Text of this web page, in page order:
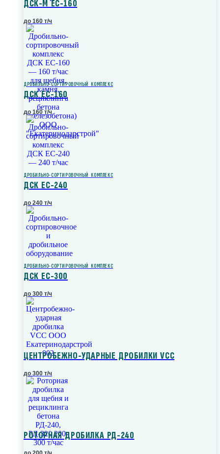
ДСК-М ЕС-160
до 160 т/ч
ДРОБИЛЬНО-СОРТИРОВОЧНЫЙ КОМПЛЕКС
ДСК ЕС-160
до 160 т/ч
ДРОБИЛЬНО-СОРТИРОВОЧНЫЙ КОМПЛЕКС
ДСК ЕС-240
до 240 т/ч
ДРОБИЛЬНО-СОРТИРОВОЧНЫЙ КОМПЛЕКС
ДСК ЕС-300
до 300 т/ч
ЦЕНТРОБЕЖНО-УДАРНЫЕ ДРОБИЛКИ VCC
до 300 т/ч
РОТОРНАЯ ДРОБИЛКА РД-240